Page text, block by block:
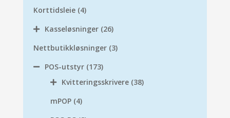
Korttidsleie (4)
Kasseløsninger (26)
Nettbutikkløsninger (3)
POS-utstyr (173)
Kvitteringsskrivere (38)
mPOP (4)